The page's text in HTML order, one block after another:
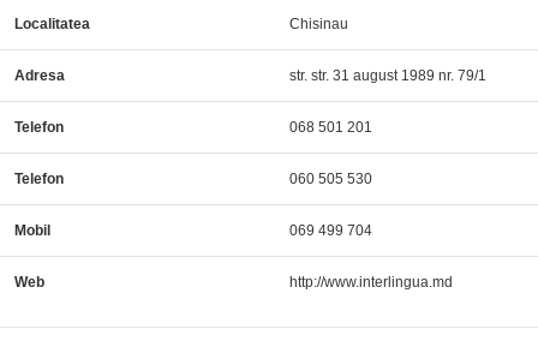
Localitatea Chisinau
Adresa str. str. 31 august 1989 nr. 79/1
Telefon 068 501 201
Telefon 060 505 530
Mobil 069 499 704
Web http://www.interlingua.md